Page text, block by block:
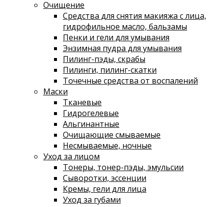
Очищение
Средства для снятия макияжа с лица,
гидрофильное масло, бальзамы
Пенки и гели для умывания
Энзимная пудра для умывания
Пилинг-пэды, скрабы
Пилинги, пилинг-скатки
Точечные средства от воспалений
Маски
Тканевые
Гидрогелевые
Альгинантные
Очищающие смываемые
Несмываемые, ночные
Уход за лицом
Тонеры, тонер-пэды, эмульсии
Сыворотки, эссенции
Кремы, гели для лица
Уход за губами